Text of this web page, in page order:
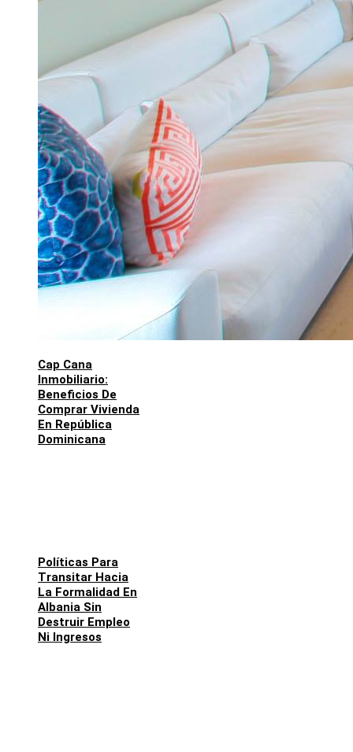
Cap Cana
Inmobiliario:
Beneficios De
Comprar Vivienda
En República
Dominicana
Políticas Para
Transitar Hacia
La Formalidad En
Albania Sin
Destruir Empleo
Ni Ingresos